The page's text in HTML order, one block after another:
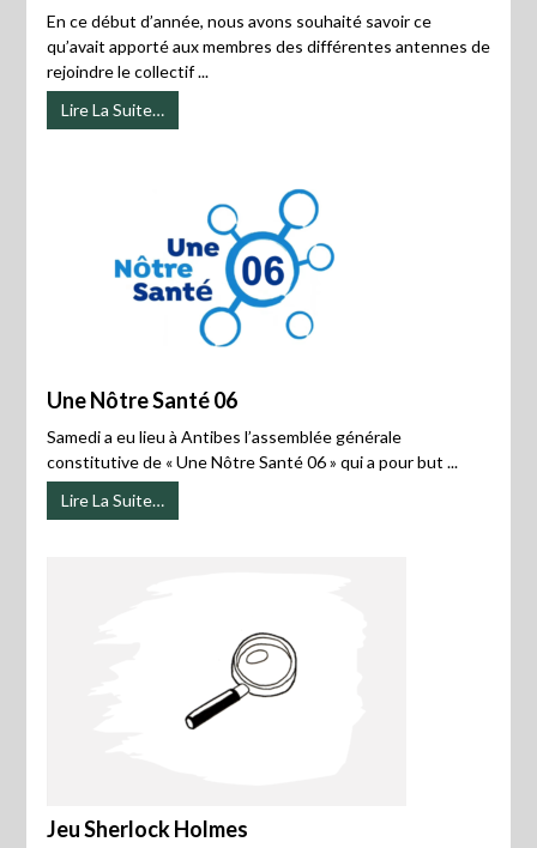
En ce début d’année, nous avons souhaité savoir ce
qu’avait apporté aux membres des différentes antennes de
rejoindre le collectif ...
Lire La Suite…
Une Nôtre Santé 06
Samedi a eu lieu à Antibes l’assemblée générale
constitutive de « Une Nôtre Santé 06 » qui a pour but ...
Lire La Suite…
Jeu Sherlock Holmes